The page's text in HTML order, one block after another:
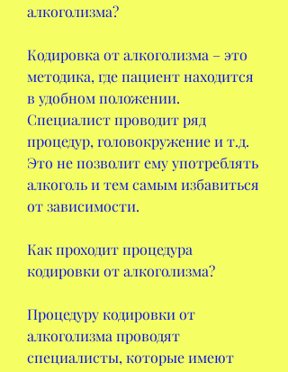
алкоголизма?
Кодировка от алкоголизма – это
методика, где пациент находится
в удобном положении.
Специалист проводит ряд
процедур, головокружение и т.д.
Это не позволит ему употреблять
алкоголь и тем самым избавиться
от зависимости.
Как проходит процедура
кодировки от алкоголизма?
Процедуру кодировки от
алкоголизма проводят
специалисты, которые имеют